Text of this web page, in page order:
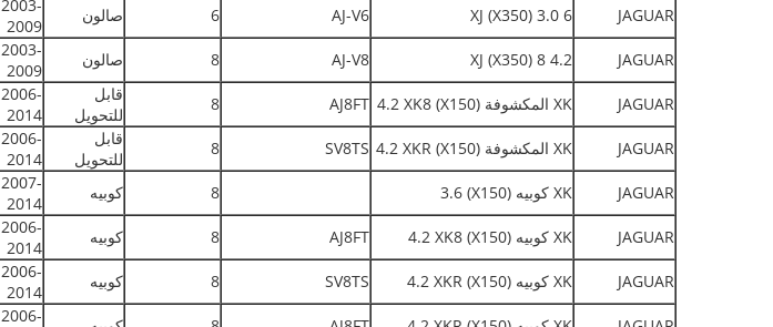
JAGUAR
XJ (X350) 3.0 6
AJ-V6
6 صالون
2003-
2009
JAGUAR
XJ (X350) 8 4.2
AJ-V8
8 صالون
2003-
2009
JAGUAR
XK المكشوفة (X150) 4.2 XK8 AJ8FT
8
قابل
للتحويل
2006-
2014
JAGUAR
XK المكشوفة (X150) 4.2 XKR SV8TS
8
قابل
للتحويل
2006-
2014
JAGUAR
XK كوبيه (X150) 3.6 8 كوبيه
2007-
2014
JAGUAR
XK كوبيه (X150) 4.2 XK8 AJ8FT
8 كوبيه
2006-
2014
JAGUAR
XK كوبيه (X150) 4.2 XKR SV8TS
8 كوبيه
2006-
2014
2006-